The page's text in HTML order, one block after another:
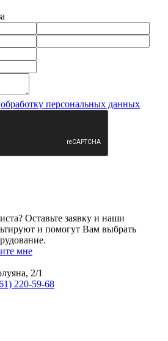
обработку персональных данных
Оставьте заявку и наши
и помогут Вам выбрать
мне
2/1
220-59-68